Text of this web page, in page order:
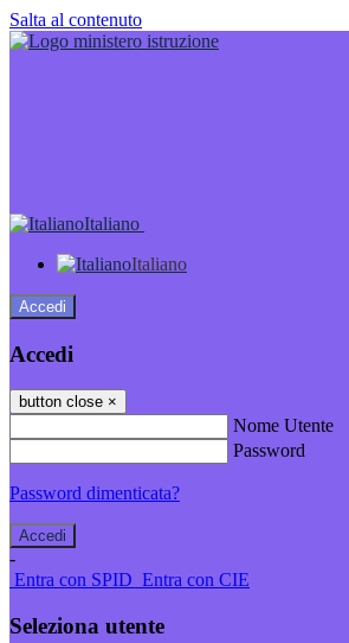
Salta al contenuto
Italiano
Italiano
Accedi
Accedi
button close ×
Nome Utente
Password
Password dimenticata?
-
Entra con SPID Entra con CIE
Seleziona utente